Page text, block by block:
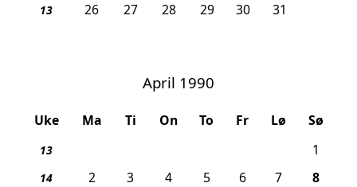
13 26 27 28 29 30 31
April 1990
Uke Ma Ti On To Fr Lø Sø
13 1
14 2 3 4 5 6 7 8,